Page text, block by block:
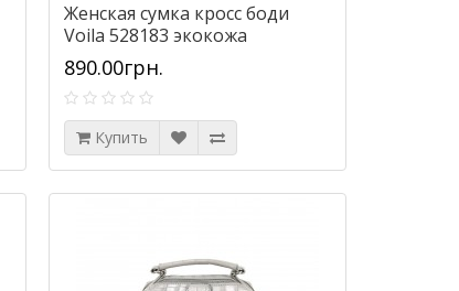
Женская сумка кросс боди
Voila 528183 экокожа
890.00грн.
Купить